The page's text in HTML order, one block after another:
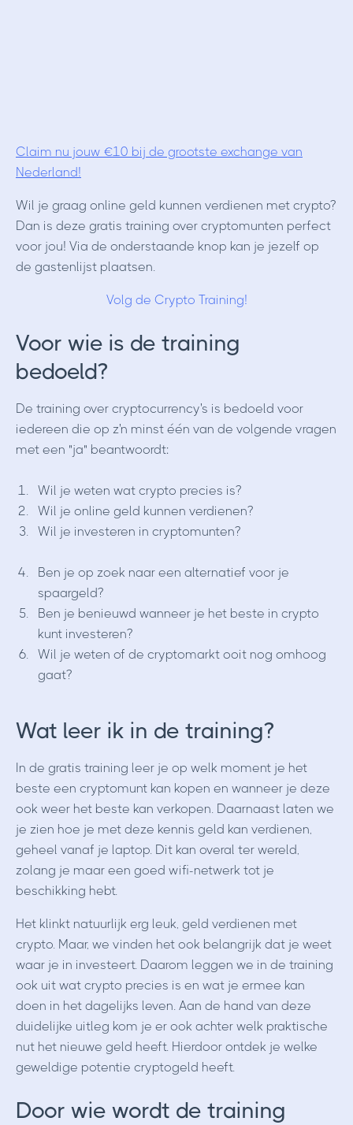
Claim nu jouw €10 bij de grootste exchange van
Nederland!
Wil je graag online geld kunnen verdienen met crypto?
Dan is deze gratis training over cryptomunten perfect
voor jou! Via de onderstaande knop kan je jezelf op
de gastenlijst plaatsen.
Volg de Crypto Training!
Voor wie is de training
bedoeld?
De training over cryptocurrency's is bedoeld voor
iedereen die op z'n minst één van de volgende vragen
met een "ja" beantwoordt:
Wil je weten wat crypto precies is?
Wil je online geld kunnen verdienen?
Wil je investeren in cryptomunten?
Ben je op zoek naar een alternatief voor je
spaargeld?
Ben je benieuwd wanneer je het beste in crypto
kunt investeren?
Wil je weten of de cryptomarkt ooit nog omhoog
gaat?
Wat leer ik in de training?
In de gratis training leer je op welk moment je het
beste een cryptomunt kan kopen en wanneer je deze
ook weer het beste kan verkopen. Daarnaast laten we
je zien hoe je met deze kennis geld kan verdienen,
geheel vanaf je laptop. Dit kan overal ter wereld,
zolang je maar een goed wifi-netwerk tot je
beschikking hebt.
Het klinkt natuurlijk erg leuk, geld verdienen met
crypto. Maar, we vinden het ook belangrijk dat je weet
waar je in investeert. Daarom leggen we in de training
ook uit wat crypto precies is en wat je ermee kan
doen in het dagelijks leven. Aan de hand van deze
duidelijke uitleg kom je er ook achter welk praktische
nut het nieuwe geld heeft. Hierdoor ontdek je welke
geweldige potentie cryptogeld heeft.
Door wie wordt de training